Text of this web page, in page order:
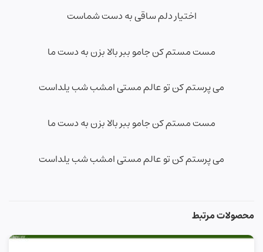
اختیار دلم ساقی به دست شماست
مست مستم کن جامو ببر بالا بزن به دست ما
می پرستم کن تو عالم مستی امشب شب یلداست
مست مستم کن جامو ببر بالا بزن به دست ما
می پرستم کن تو عالم مستی امشب شب یلداست
محصولات مرتبط